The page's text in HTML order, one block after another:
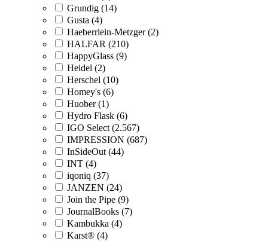
Grundig (14)
Gusta (4)
Haeberrlein-Metzger (2)
HALFAR (210)
HappyGlass (9)
Heidel (2)
Herschel (10)
Homey's (6)
Huober (1)
Hydro Flask (6)
IGO Select (2.567)
IMPRESSION (687)
InSideOut (44)
INT (4)
iqoniq (37)
JANZEN (24)
Join the Pipe (9)
JournalBooks (7)
Kambukka (4)
Karst® (4)